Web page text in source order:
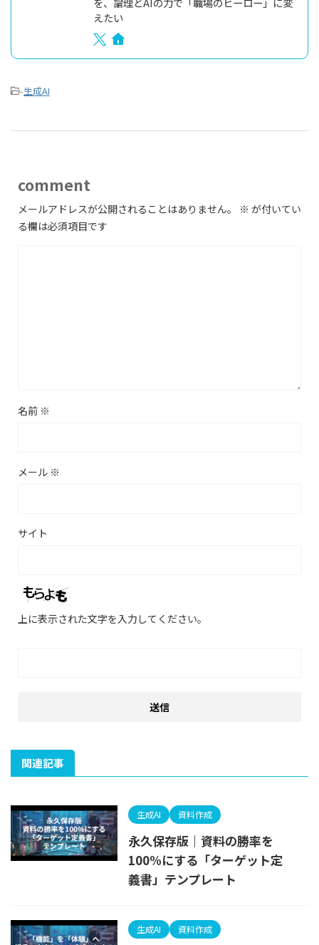
えたい
-生成AI
comment
メールアドレスが公開されることはありません。 ※ が付いてい
る欄は必須項目です
名前 ※
メール ※
サイト
上に表示された文字を入力してください。
関連記事
生成AI 資料作成
永久保存版｜資料の勝率を
100%にする「ターゲット定
義書」テンプレート
生成AI 資料作成